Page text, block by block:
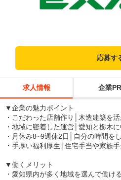
応募す
求人情報 企業PR
▼企業の魅力ポイント
・こだわった店舗作り│木造建築を
・地域に密着した運営│愛知と栃木
・月休み8~9週休2日│自分の時間を
・手厚い福利厚生│住宅手当や家族
▼働くメリット
・愛知県内が多く地域を選んで働ける